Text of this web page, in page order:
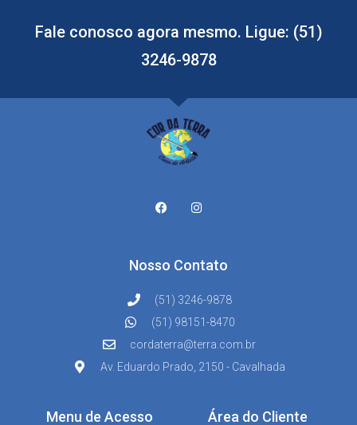
Fale conosco agora mesmo. Ligue: (51)
3246-9878
Nosso Contato
(51) 3246-9878
(51) 98151-8470
cordaterra@terra.com.br
Av. Eduardo Prado, 2150 - Cavalhada
Menu de Acesso Área do Cliente